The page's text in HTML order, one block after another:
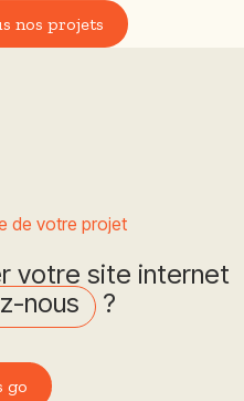
nos projets
de votre projet
votre site internet
nous
?
go